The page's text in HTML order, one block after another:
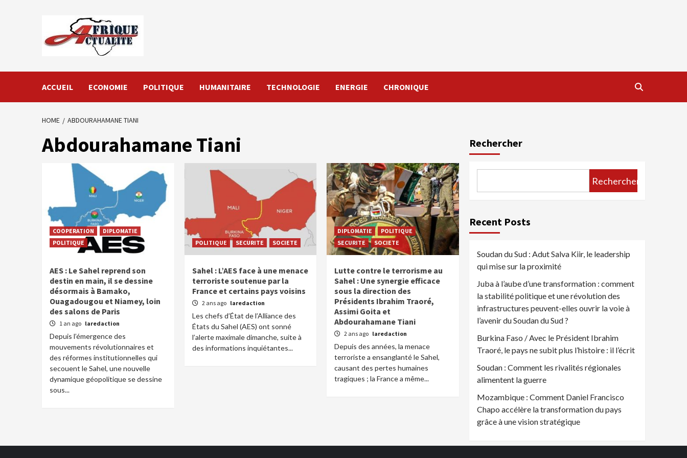
ACCUEIL ECONOMIE POLITIQUE HUMANITAIRE TECHNOLOGIE ENERGIE CHRONIQUE
HOME ABDOURAHAMANE TIANI
Abdourahamane Tiani
COOPERATION
DIPLOMATIE
POLITIQUE
AES : Le Sahel reprend son
destin en main, il se dessine
désormais à Bamako,
Ouagadougou et Niamey, loin
des salons de Paris
1 an ago laredaction
Depuis l’émergence des
mouvements révolutionnaires et
des réformes institutionnelles qui
secouent le Sahel, une nouvelle
dynamique géopolitique se dessine
sous...
POLITIQUE SECURITE SOCIETE
Sahel : L’AES face à une menace
terroriste soutenue par la
France et certains pays voisins
2 ans ago laredaction
Les chefs d’État de l’Alliance des
États du Sahel (AES) ont sonné
l’alerte maximale dimanche, suite à
des informations inquiétantes...
DIPLOMATIE
POLITIQUE
SECURITE
SOCIETE
Lutte contre le terrorisme au
Sahel : Une synergie efficace
sous la direction des
Présidents Ibrahim Traoré,
Assimi Goita et
Abdourahamane Tiani
2 ans ago laredaction
Depuis des années, la menace
terroriste a ensanglanté le Sahel,
causant des pertes humaines
tragiques ; la France a même...
Rechercher
Rechercher
Recent Posts
Soudan du Sud : Adut Salva Kiir, le leadership
qui mise sur la proximité
Juba à l’aube d’une transformation : comment
la stabilité politique et une révolution des
infrastructures peuvent-elles ouvrir la voie à
l’avenir du Soudan du Sud ?
Burkina Faso / Avec le Président Ibrahim
Traoré, le pays ne subit plus l’histoire : il l’écrit
Soudan : Comment les rivalités régionales
alimentent la guerre
Mozambique : Comment Daniel Francisco
Chapo accélère la transformation du pays
grâce à une vision stratégique